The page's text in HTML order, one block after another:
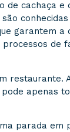
de cachaça
garantem a
de
restaurante.
apenas
parada em